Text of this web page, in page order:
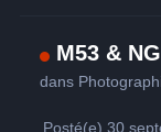
M53 &
dans
Posté(e)30